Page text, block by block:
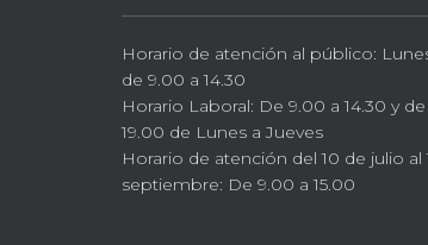
Horario de atención al público:
de 9.00 a 14.30
Horario Laboral: De 9.00 a 14.30 y de
19.00 de Lunes a Jueves
Horario de atención del 10 de julio al
septiembre: De 9.00 a 15.00